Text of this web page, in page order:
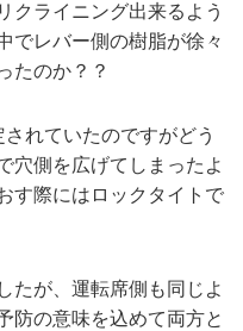
クライニング出来るよう
でレバー側の樹脂が徐々
たのか？？
れていたのですがどう
穴側を広げてしまったよ
す際にはロックタイトで
たが、運転席側も同じよ
防の意味を込めて両方と